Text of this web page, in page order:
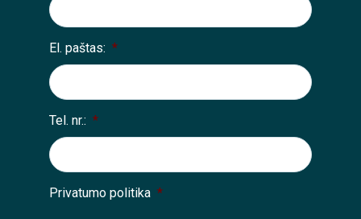
El. paštas: *
Tel. nr.: *
Privatumo politika *